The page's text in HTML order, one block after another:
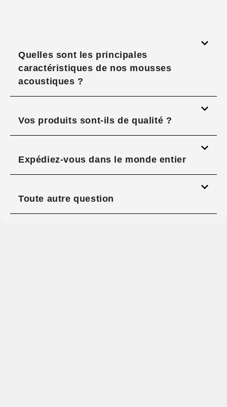
Quelles sont les principales
caractéristiques de nos mousses
acoustiques ?
Vos produits sont-ils de qualité ?
Expédiez-vous dans le monde entier
Toute autre question